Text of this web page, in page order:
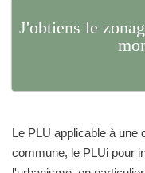
J'obtiens le
Le PLU applicable à une
commune, le PLUi pour